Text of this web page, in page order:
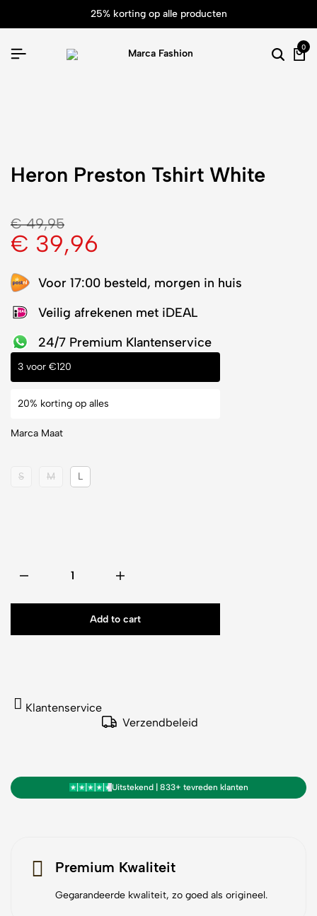
25% korting op alle producten
0
Heron Preston Tshirt White
€49,95
€ 39,96
Voor 17:00 besteld, morgen in huis
Veilig afrekenen met iDEAL
24/7 Premium Klantenservice
3 voor €120
20% korting op alles
Marca Maat
S M L
Add to cart
Klantenservice
Verzendbeleid
Uitstekend | 833+ tevreden klanten
Premium Kwaliteit
Gegarandeerde kwaliteit, zo goed als origineel.